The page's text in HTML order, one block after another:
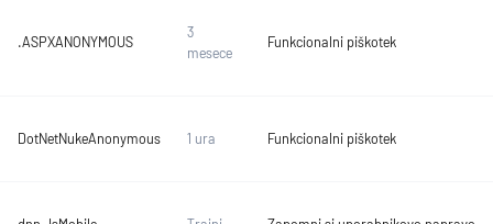
.ASPXANONYMOUS
3
mesece
Funkcionalni piškotek
DotNetNukeAnonymous 1 ura Funkcionalni piškotek